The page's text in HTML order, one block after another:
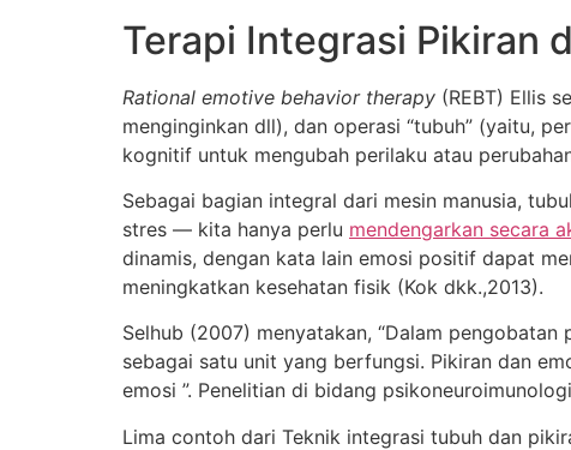
Terapi Integrasi Pikiran
Rational emotive behavior therapy (REBT) Ellis
menginginkan dll), dan operasi “tubuh” (yaitu,
kognitif untuk mengubah perilaku atau
Sebagai bagian integral dari mesin manusia,
stres — kita hanya perlu mendengarkan secara
dinamis, dengan kata lain emosi positif dapat
meningkatkan kesehatan fisik (Kok dkk.,2013).
Selhub (2007) menyatakan, “Dalam
sebagai satu unit yang berfungsi. Pikiran dan
emosi ”. Penelitian di bidang
Lima contoh dari Teknik integrasi tubuh dan